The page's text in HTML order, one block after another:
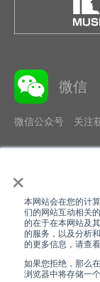
×
本网站会在您的计
们的网站互动相关
的在于在本网站及
的服务，以及分析
的更多信息，请查
如果您拒绝，那么
浏览器中将存储一
微信
微信公众号 关注
隐私政策
Cookie Policy
Nisshinbo